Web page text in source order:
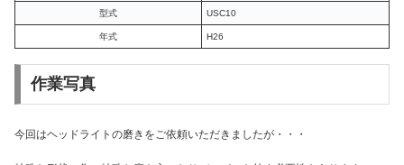
型式 USC10
年式 H26
作業写真
今回はヘッドライトの磨きをご依頼いただきましたが・・・